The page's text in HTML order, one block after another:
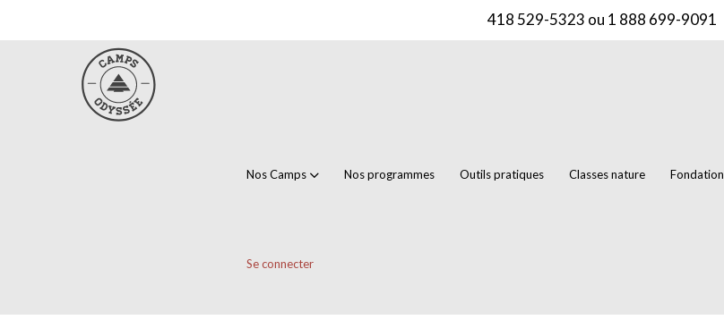
418 529-5323 ou 1 888 699-9091
Nos Camps Nos programmes Outils pratiques Classes nature Fondation
Se connecter